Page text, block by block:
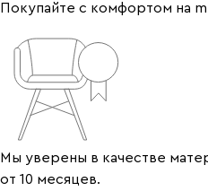
Покупайте с комфортом на
Мы уверены в качестве
от 10 месяцев.